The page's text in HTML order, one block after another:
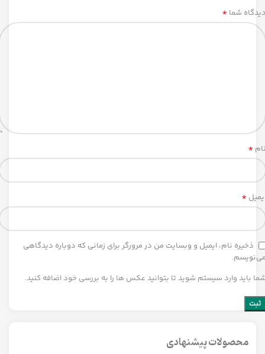
شما *
*
*
ذخیره نام، ایمیل و وبسایت من در مرورگر برای زمانی که دوباره دیدگاهی
باید وارد سیستم شوید تا بتوانید عکس ها را به بررسی خود اضافه کنید.
محصولات پیشنهادی